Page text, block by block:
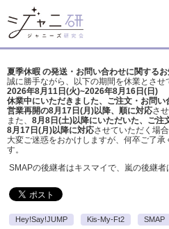
夏季休暇 の発送・お問い合わせに関する
誠に勝手ながら、以下の期間を休業とさせ
2026年8月11日(火)~2026年8月16日(日)
休業中にいただきました、ご注文・お問い
営業再開の8月17日(月)以降、順に対応さ
また、 8月8日(土)以降にいただいた、ご注
8月17日(月)以降に対応させていただく場
大変ご迷惑をおかけしますが、 何卒ご了承
す。
SMAPの後継者はキスマイで、嵐の後継者
Hey!Say!JUMP Kis-My-Ft2 SMAP